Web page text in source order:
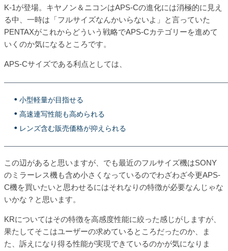
K-1が登場。キヤノン＆ニコンはAPS-Cの進化には消極的に見え
る中、一時は「フルサイズなんかいらないよ」と言っていた
PENTAXがこれからどういう戦略でAPS-Cカテゴリーを進めて
いくのか気になるところです。
APS-Cサイズである利点としては、
小型軽量が目指せる
高速連写性能も高められる
レンズ含む販売価格が抑えられる
この辺があると思いますが、でも最近のフルサイズ機はSONY
のミラーレス機も含め小さくなっているのでわざわざ今更APS-
C機を買いたいと思わせるにはそれなりの特徴が必要なんじゃな
いかな？と思います。
KRについてはその特徴を高感度性能に絞った感じがしますが、
果たしてそこはユーザーの求めているところだったのか、ま
た、訴えになり得る性能が実現できているのかが気になりま